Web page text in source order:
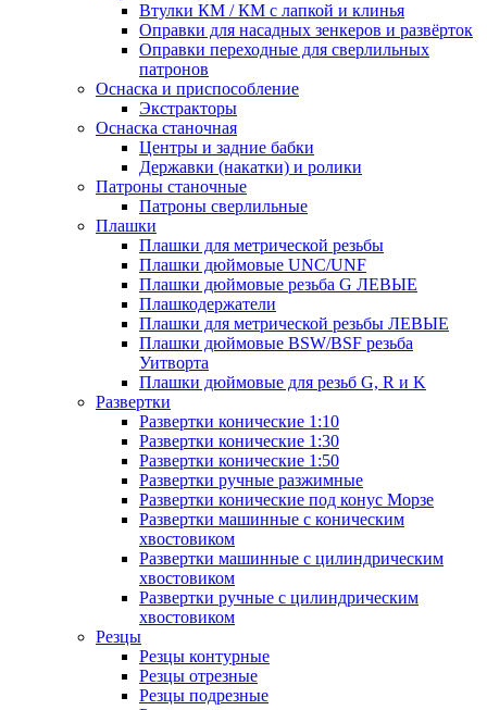
Втулки КМ / КМ с лапкой и клинья
Оправки для насадных зенкеров и развёрток
Оправки переходные для сверлильных
патронов
Оснаска и приспособление
Экстракторы
Оснаска станочная
Центры и задние бабки
Державки (накатки) и ролики
Патроны станочные
Патроны сверлильные
Плашки
Плашки для метрической резьбы
Плашки дюймовые UNC/UNF
Плашки дюймовые резьба G ЛЕВЫЕ
Плашкодержатели
Плашки для метрической резьбы ЛЕВЫЕ
Плашки дюймовые BSW/BSF резьба
Уитворта
Плашки дюймовые для резьб G, R и K
Развертки
Развертки конические 1:10
Развертки конические 1:30
Развертки конические 1:50
Развертки ручные разжимные
Развертки конические под конус Морзе
Развертки машинные с коническим
хвостовиком
Развертки машинные с цилиндрическим
хвостовиком
Развертки ручные с цилиндрическим
хвостовиком
Резцы
Резцы контурные
Резцы отрезные
Резцы подрезные